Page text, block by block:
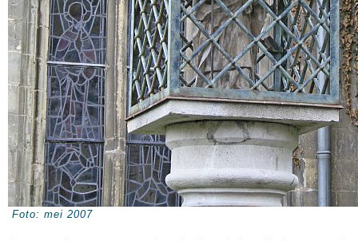
Foto: mei 2007